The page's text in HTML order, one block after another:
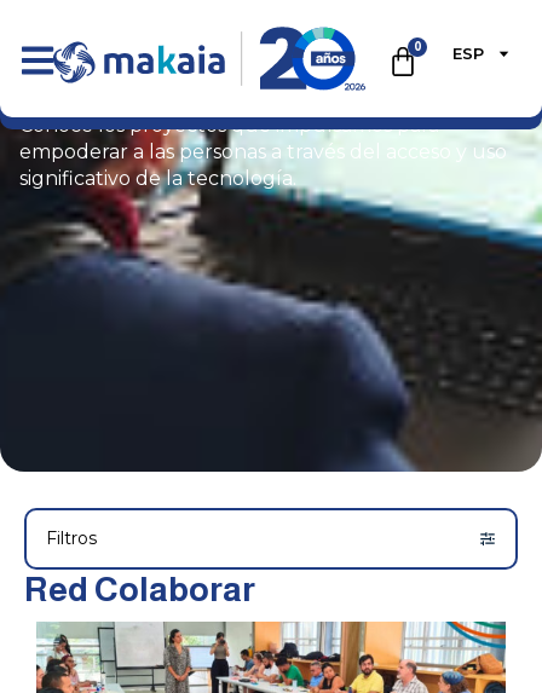
0 ESP
Portafolio
Conoce los proyectos que impulsamos para
empoderar a las personas a través del acceso y uso
significativo de la tecnología.
Filtros
Red Colaborar